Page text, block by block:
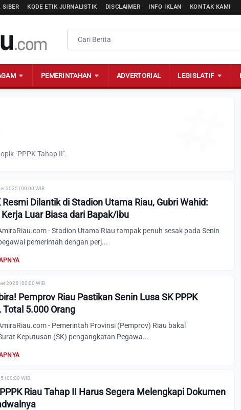
SIBER KODE ETIK JURNALISTIK DISCLAIMER INFO IKLAN KONTAK KAMI
PEMERINTAHAN ADVERTORIAL LEGISLATIF
"PPPK Tahap II".
2025 | 00:00 WIB
Resmi Dilantik di Stadion Utama Riau, Gubri Wahid:
Luar Biasa dari Bapak/Ibu
- Stadion Utama Riau tampak penuh sesak pada Senin
pemerintah dengan perj...
2025 | 00:00 WIB
Pemprov Riau Pastikan Senin Lusa SK PPPK
Total 5.000 Orang
- Pemerintah Provinsi (Pemprov) Riau bakal
Keputusan (SK) pengangkatan Pegawa...
| 00:00 WIB
Riau Tahap II Harus Segera Melengkapi Dokumen